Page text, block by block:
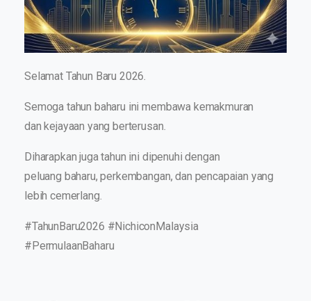
Selamat Tahun Baru 2026.
Semoga tahun baharu ini membawa kemakmuran
dan kejayaan yang berterusan.
Diharapkan juga tahun ini dipenuhi dengan
peluang baharu, perkembangan, dan pencapaian yang
lebih cemerlang.
#TahunBaru2026 #NichiconMalaysia
#PermulaanBaharu